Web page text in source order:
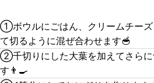
①ボウルにごはん、クリームチーズ
て切るように混ぜ合わせます🥣
②千切りにした大葉を加えてさらに
す👨‍🍳